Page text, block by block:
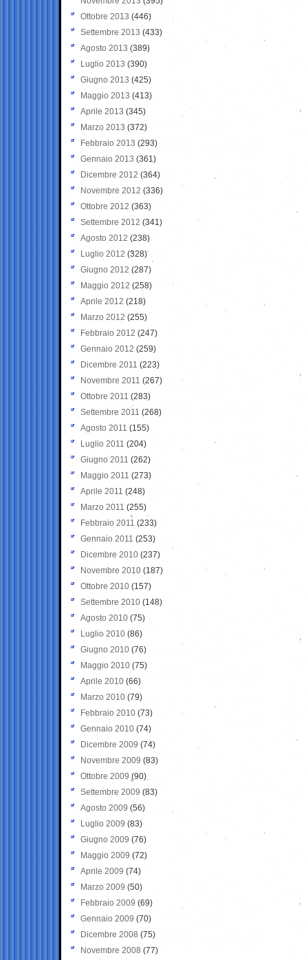
Ottobre 2013 (446)
Settembre 2013 (433)
Agosto 2013 (389)
Luglio 2013 (390)
Giugno 2013 (425)
Maggio 2013 (413)
Aprile 2013 (345)
Marzo 2013 (372)
Febbraio 2013 (293)
Gennaio 2013 (361)
Dicembre 2012 (364)
Novembre 2012 (336)
Ottobre 2012 (363)
Settembre 2012 (341)
Agosto 2012 (238)
Luglio 2012 (328)
Giugno 2012 (287)
Maggio 2012 (258)
Aprile 2012 (218)
Marzo 2012 (255)
Febbraio 2012 (247)
Gennaio 2012 (259)
Dicembre 2011 (223)
Novembre 2011 (267)
Ottobre 2011 (283)
Settembre 2011 (268)
Agosto 2011 (155)
Luglio 2011 (204)
Giugno 2011 (262)
Maggio 2011 (273)
Aprile 2011 (248)
Marzo 2011 (255)
Febbraio 2011 (233)
Gennaio 2011 (253)
Dicembre 2010 (237)
Novembre 2010 (187)
Ottobre 2010 (157)
Settembre 2010 (148)
Agosto 2010 (75)
Luglio 2010 (86)
Giugno 2010 (76)
Maggio 2010 (75)
Aprile 2010 (66)
Marzo 2010 (79)
Febbraio 2010 (73)
Gennaio 2010 (74)
Dicembre 2009 (74)
Novembre 2009 (83)
Ottobre 2009 (90)
Settembre 2009 (83)
Agosto 2009 (56)
Luglio 2009 (83)
Giugno 2009 (76)
Maggio 2009 (72)
Aprile 2009 (74)
Marzo 2009 (50)
Febbraio 2009 (69)
Gennaio 2009 (70)
Dicembre 2008 (75)
Novembre 2008 (77)